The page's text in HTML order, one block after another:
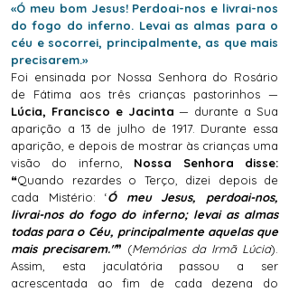
«Ó meu bom Jesus! Perdoai-nos e livrai-nos
do fogo do inferno. Levai as almas para o
céu e socorrei, principalmente, as que mais
precisarem.»
Foi ensinada por Nossa Senhora do Rosário
de Fátima aos três crianças pastorinhos —
Lúcia, Francisco e Jacinta — durante a Sua
aparição a 13 de julho de 1917. Durante essa
aparição, e depois de mostrar às crianças uma
visão do inferno, Nossa Senhora disse:
❝Quando rezardes o Terço, dizei depois de
cada Mistério: ‘Ó meu Jesus, perdoai-nos,
livrai-nos do fogo do inferno; levai as almas
todas para o Céu, principalmente aquelas que
mais precisarem."❞ (Memórias da Irmã Lúcia).
Assim, esta jaculatória passou a ser
acrescentada ao fim de cada dezena do